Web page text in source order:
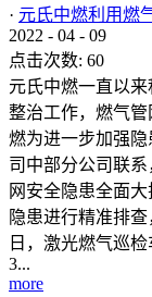
· 元氏中燃利用燃
2022 - 04 - 09
点击次数: 60
元氏中燃一直以
整治工作，燃气
燃为进一步加强
司中部分公司联
网安全隐患全面
隐患进行精准排
日，激光燃气巡
3...
more